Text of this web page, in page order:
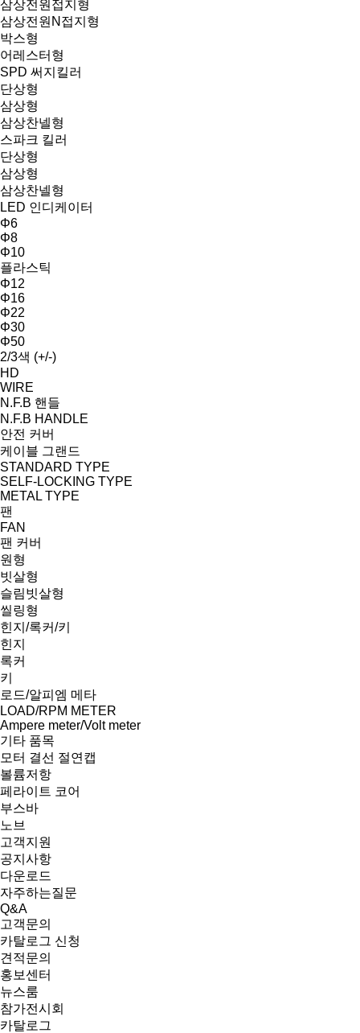
삼상전원접지형
삼상전원N접지형
박스형
어레스터형
SPD 써지킬러
단상형
삼상형
삼상찬넬형
스파크 킬러
단상형
삼상형
삼상찬넬형
LED 인디케이터
Φ6
Φ8
Φ10
플라스틱
Φ12
Φ16
Φ22
Φ30
Φ50
2/3색 (+/-)
HD
WIRE
N.F.B 핸들
N.F.B HANDLE
안전 커버
케이블 그랜드
STANDARD TYPE
SELF-LOCKING TYPE
METAL TYPE
팬
FAN
팬 커버
원형
빗살형
슬림빗살형
씰링형
힌지/록커/키
힌지
록커
키
로드/알피엠 메타
LOAD/RPM METER
Ampere meter/Volt meter
기타 품목
모터 결선 절연캡
볼륨저항
페라이트 코어
부스바
노브
고객지원
공지사항
다운로드
자주하는질문
Q&A
고객문의
카탈로그 신청
견적문의
홍보센터
뉴스룸
참가전시회
카탈로그